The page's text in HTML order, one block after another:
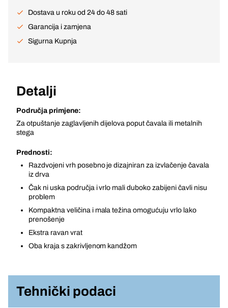
Dostava u roku od 24 do 48 sati
Garancija i zamjena
Sigurna Kupnja
Detalji
Područja primjene:
Za otpuštanje zaglavljenih dijelova poput čavala ili metalnih
stega
Prednosti:
Razdvojeni vrh posebno je dizajniran za izvlačenje čavala
iz drva
Čak ni uska područja i vrlo mali duboko zabijeni čavli nisu
problem
Kompaktna veličina i mala težina omogućuju vrlo lako
prenošenje
Ekstra ravan vrat
Oba kraja s zakrivljenom kandžom
Tehnički podaci